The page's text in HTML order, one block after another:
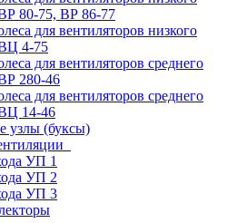
80-75, ВР 86-77
для вентиляторов низкого
4-75
для вентиляторов среднего
280-46
для вентиляторов среднего
14-46
узлы (буксы)
УП 1
УП 2
УП 3